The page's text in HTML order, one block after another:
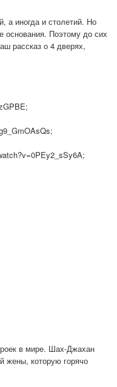
а иногда и столетий. Но
основания. Поэтому до сих
рассказ о 4 дверях,
в мире. Шах-Джахан
жены, которую горячо